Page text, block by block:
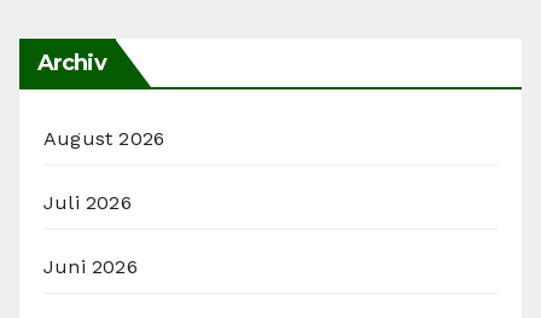
Archiv
August 2026
Juli 2026
Juni 2026